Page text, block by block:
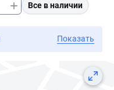
Все в наличии
Показать